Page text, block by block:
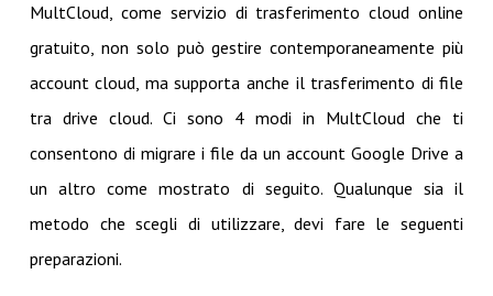
MultCloud, come servizio di trasferimento cloud online
gratuito, non solo può gestire contemporaneamente più
account cloud, ma supporta anche il trasferimento di file
tra drive cloud. Ci sono 4 modi in MultCloud che ti
consentono di migrare i file da un account Google Drive a
un altro come mostrato di seguito. Qualunque sia il
metodo che scegli di utilizzare, devi fare le seguenti
preparazioni.